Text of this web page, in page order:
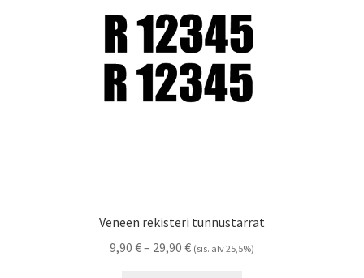
Veneen rekisteri tunnustarrat
9,90 €– 29,90 €Hintaluokka:
(sis. alv 25,5%)